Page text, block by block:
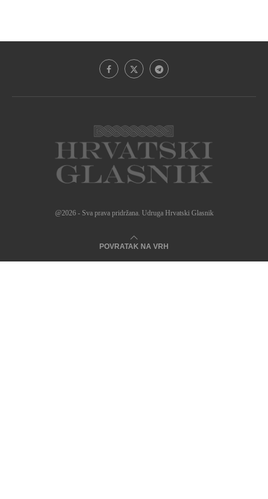
@2026 - Sva prava pridržana. Udruga Hrvatski Glasnik
POVRATAK NA VRH